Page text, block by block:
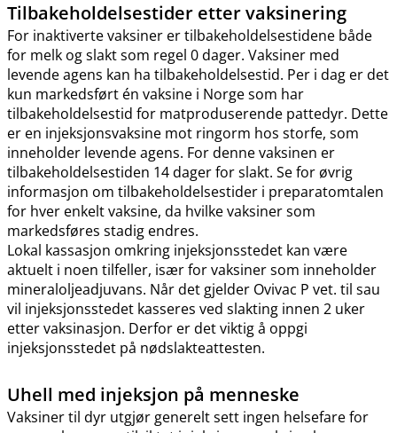
Tilbakeholdelsestider etter vaksinering
For inaktiverte vaksiner er tilbakeholdelsestidene både
for melk og slakt som regel 0 dager. Vaksiner med
levende agens kan ha tilbakeholdelsestid. Per i dag er det
kun markedsført én vaksine i Norge som har
tilbakeholdelsestid for matproduserende pattedyr. Dette
er en injeksjonsvaksine mot ringorm hos storfe, som
inneholder levende agens. For denne vaksinen er
tilbakeholdelsestiden 14 dager for slakt. Se for øvrig
informasjon om tilbakeholdelsestider i preparatomtalen
for hver enkelt vaksine, da hvilke vaksiner som
markedsføres stadig endres.
Lokal kassasjon omkring injeksjonsstedet kan være
aktuelt i noen tilfeller, især for vaksiner som inneholder
mineraloljeadjuvans. Når det gjelder Ovivac P vet. til sau
vil injeksjonsstedet kasseres ved slakting innen 2 uker
etter vaksinasjon. Derfor er det viktig å oppgi
injeksjonsstedet på nødslakteattesten.
Uhell med injeksjon på menneske
Vaksiner til dyr utgjør generelt sett ingen helsefare for